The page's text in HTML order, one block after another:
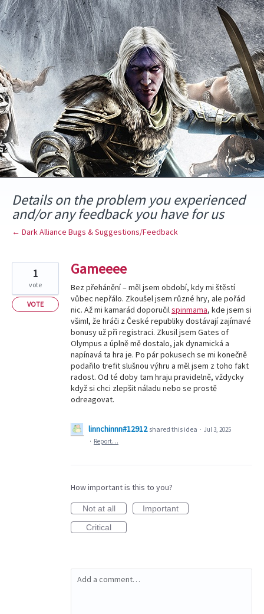
Skip
to
content
Details on the problem you experienced
and/or any feedback you have for us
← Dark Alliance Bugs & Suggestions/Feedback
Gameeee
Bez přehánění – měl jsem období, kdy mi štěstí
vůbec nepřálo. Zkoušel jsem různé hry, ale pořád
nic. Až mi kamarád doporučilspinmama, kde jsem si
všiml, že hráči z České republiky dostávají zajímavé
bonusy už při registraci. Zkusil jsem Gates of
Olympus a úplně mě dostalo, jak dynamická a
napínavá ta hra je. Po pár pokusech se mi konečně
podařilo trefit slušnou výhru a měl jsem z toho fakt
radost. Od té doby tam hraju pravidelně, vždycky
když si chci zlepšit náladu nebo se prostě
odreagovat.
1
vote
VOTE
linnchinnn#12912 shared this idea · Jul 3, 2025
· Report…
How important is this to you?
Not at all
Important
Critical
Add a comment…